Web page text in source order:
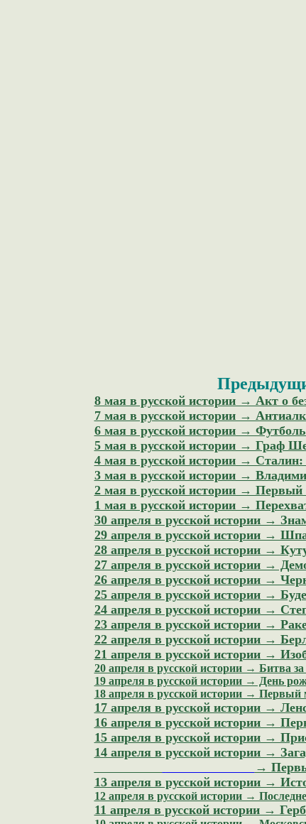
8 мая в русской истории → Акт о
7 мая в русской истории →
6 мая в русской истории →
5 мая в русской истории → Граф
4 мая в русской истории →
3 мая в русской истории →
2 мая в русской истории → Первый
1 мая в русской истории →
30 апреля в русской истории →
29 апреля в русской истории →
28 апреля в русской истории →
27 апреля в русской истории →
26 апреля в русской истории →
25 апреля в русской истории →
24 апреля в русской истории →
23 апреля в русской истории →
22 апреля в русской истории →
21 апреля в русской истории →
20 апреля в русской истории → Битва
19 апреля в русской истории → День
18 апреля в русской истории → Первый
17 апреля в русской истории →
16 апреля в русской истории →
15 апреля в русской истории →
14 апреля в русской истории →
→
13 апреля в русской истории →
12 апреля в русской истории →
11 апреля в русской истории →